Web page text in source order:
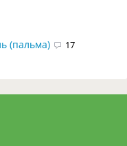
(пальма) 17